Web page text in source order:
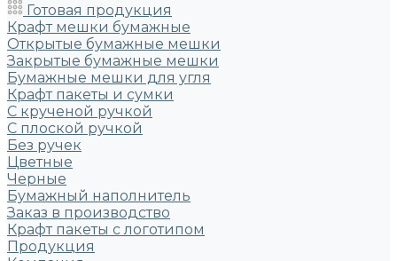
Готовая продукция
Крафт мешки бумажные
Открытые бумажные мешки
Закрытые бумажные мешки
Бумажные мешки для угля
Крафт пакеты и сумки
С крученой ручкой
С плоской ручкой
Без ручек
Цветные
Черные
Бумажный наполнитель
Заказ в производство
Крафт пакеты с логотипом
Продукция